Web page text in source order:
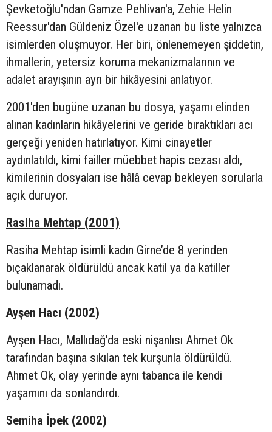
Şevketoğlu'ndan Gamze Pehlivan'a, Zehie Helin
Reessur'dan Güldeniz Özel'e uzanan bu liste yalnızca
isimlerden oluşmuyor. Her biri, önlenemeyen şiddetin,
ihmallerin, yetersiz koruma mekanizmalarının ve
adalet arayışının ayrı bir hikâyesini anlatıyor.
2001'den bugüne uzanan bu dosya, yaşamı elinden
alınan kadınların hikâyelerini ve geride bıraktıkları acı
gerçeği yeniden hatırlatıyor. Kimi cinayetler
aydınlatıldı, kimi failler müebbet hapis cezası aldı,
kimilerinin dosyaları ise hâlâ cevap bekleyen sorularla
açık duruyor.
Rasiha Mehtap (2001)
Rasiha Mehtap isimli kadın Girne’de 8 yerinden
bıçaklanarak öldürüldü ancak katil ya da katiller
bulunamadı.
Ayşen Hacı (2002)
Ayşen Hacı, Mallıdağ’da eski nişanlısı Ahmet Ok
tarafından başına sıkılan tek kurşunla öldürüldü.
Ahmet Ok, olay yerinde aynı tabanca ile kendi
yaşamını da sonlandırdı.
Semiha İpek (2002)